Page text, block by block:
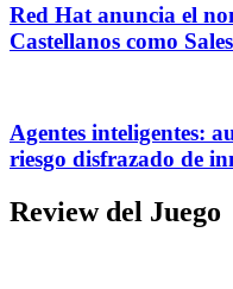
Red Hat anuncia el
Castellanos como
Agentes inteligentes:
riesgo disfrazado de
Review del Juego